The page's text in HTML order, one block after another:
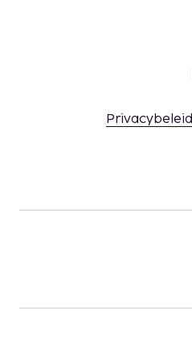
Handdoeken zijn
Deze lijst is mogelijk
Wegens de
Eén kind t/m 1 jaar
als de ouders of
Je kunt na
(hiervoor gelden
Er gelden
Privacybeleid